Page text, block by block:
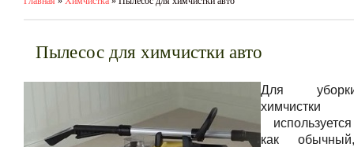
Пылесос для химчистки авто
Для
как